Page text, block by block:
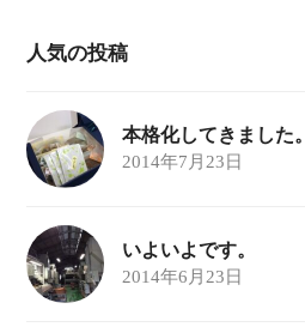
人気の投稿
本格化してきました。
2014年7月23日
いよいよです。
2014年6月23日